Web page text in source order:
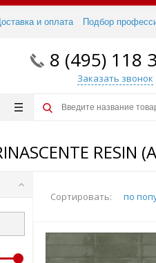
и оплата Подбор
8 (495) 118
Заказать звонок
RESIN
Сортировать: по